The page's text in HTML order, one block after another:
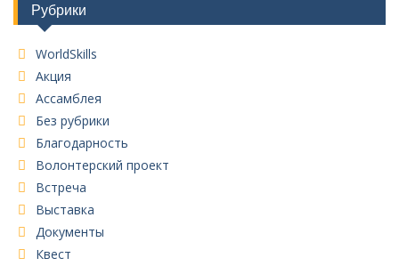
Рубрики
WorldSkills
Акция
Ассамблея
Без рубрики
Благодарность
Волонтерский проект
Встреча
Выставка
Документы
Квест